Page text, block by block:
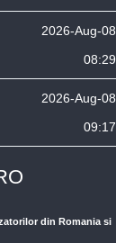
2026-Aug-08
08:29
2026-Aug-08
09:17
din Romania si